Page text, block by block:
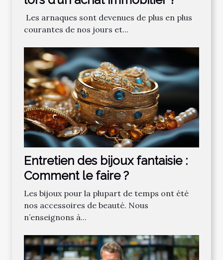
‌ Les‌ ‌arnaques‌ ‌sont‌ ‌devenues‌ ‌de‌ ‌plus‌ ‌en‌ ‌plus‌
‌courantes‌ ‌de‌ ‌nos‌ ‌jours‌ ‌et‌...
Entretien des bijoux fantaisie :
Comment le faire ?
Les bijoux pour la plupart de temps ont été
nos accessoires de beauté. Nous
n’enseignons à...